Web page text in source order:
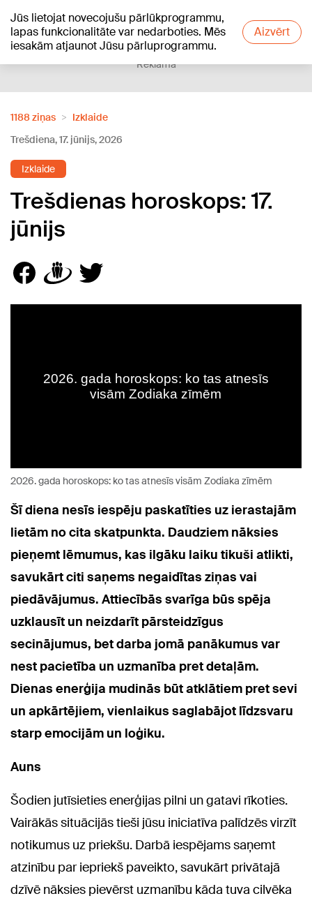
Jūs lietojat novecojušu pārlūkprogrammu,
lapas funkcionalitāte var nedarboties. Mēs
iesakām atjaunot Jūsu pārluprogrammu.
Aizvērt
+17°C
Reklāma
1188 ziņas
Izklaide
Trešdiena, 17. jūnijs, 2026
Izklaide
Trešdienas horoskops: 17.
jūnijs
2026. gada horoskops: ko tas atnesīs visām Zodiaka zīmēm
Šī diena nesīs iespēju paskatīties uz ierastajām
lietām no cita skatpunkta. Daudziem nāksies
pieņemt lēmumus, kas ilgāku laiku tikuši atlikti,
savukārt citi saņems negaidītas ziņas vai
piedāvājumus. Attiecībās svarīga būs spēja
uzklausīt un neizdarīt pārsteidzīgus
secinājumus, bet darba jomā panākumus var
nest pacietība un uzmanība pret detaļām.
Dienas enerģija mudinās būt atklātiem pret sevi
un apkārtējiem, vienlaikus saglabājot līdzsvaru
starp emocijām un loģiku.
Auns
Šodien jutīsieties enerģijas pilni un gatavi rīkoties.
Vairākās situācijās tieši jūsu iniciatīva palīdzēs virzīt
notikumus uz priekšu. Darbā iespējams saņemt
atzinību par iepriekš paveikto, savukārt privātajā
dzīvē nāksies pievērst uzmanību kāda tuva cilvēka